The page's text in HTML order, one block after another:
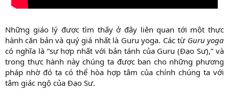
Những giáo lý được tìm thấy ở đây liên quan tới một thực
hành căn bản và quý giá nhất là Guru yoga. Các từ Guru yoga
có nghĩa là “sự hợp nhất với bản tánh của Guru (Đạo Sư),” và
trong thực hành này chúng ta được ban cho những phương
pháp nhờ đó ta có thể hòa hợp tâm của chính chúng ta với
tâm giác ngộ của Đạo Sư.